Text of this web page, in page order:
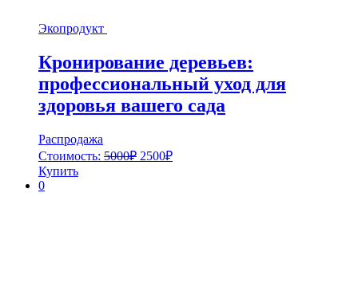
Экопродукт
Кронирование деревьев:
профессиональный уход для
здоровья вашего сада
Распродажа
Стоимость: 5000₽ 2500₽
Купить
0